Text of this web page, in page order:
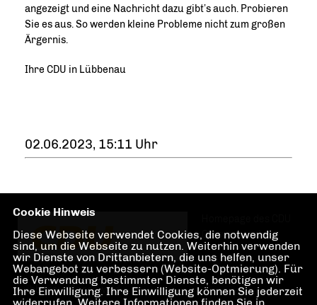
angezeigt und eine Nachricht dazu gibt’s auch. Probieren
Sie es aus. So werden kleine Probleme nicht zum großen
Ärgernis.
Ihre CDU in Lübbenau
02.06.2023, 15:11 Uhr
Ortsverbandes
Lübbenau/Spreewald
Cookie Hinweis
Diese Webseite verwendet Cookies, die notwendig
sind, um die Webseite zu nutzen. Weiterhin verwenden
wir Dienste von Drittanbietern, die uns helfen, unser
Webangebot zu verbessern (Website-Optmierung). Für
die Verwendung bestimmter Dienste, benötigen wir
Ihre Einwilligung. Ihre Einwilligung können Sie jederzeit